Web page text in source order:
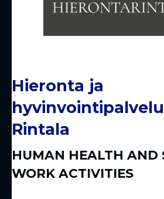
Hieronta ja
Rintala
HUMAN HEALTH AND
WORK ACTIVITIES